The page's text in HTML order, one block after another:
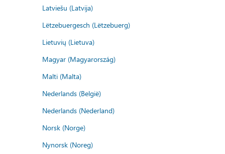
Latviešu (Latvija)
Lëtzebuergesch (Lëtzebuerg)
Lietuvių (Lietuva)
Magyar (Magyarország)
Malti (Malta)
Nederlands (België)
Nederlands (Nederland)
Norsk (Norge)
Nynorsk (Noreg)